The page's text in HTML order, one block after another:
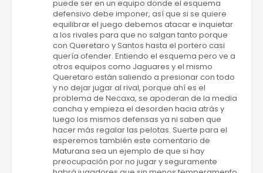
puede ser en un equipo donde el esquema
defensivo debe imponer, así que si se quiere
equilibrar el juego debemos atacar e inquietar
a los rivales para que no salgan tanto porque
con Queretaro y Santos hasta el portero casi
quería ofender. Entiendo el esquema pero ve a
otros equipos como Jaguares y el mismo
Queretaro están saliendo a presionar con todo
y no dejar jugar al rival, porque ahí es el
problema de Necaxa, se apoderan de la media
cancha y empieza el desorden hacia atrás y
luego los mismos defensas ya ni saben que
hacer más regalar las pelotas. Suerte para el
esperemos también este comentario de
Maturana sea un ejemplo de que si hay
preocupación por no jugar y seguramente